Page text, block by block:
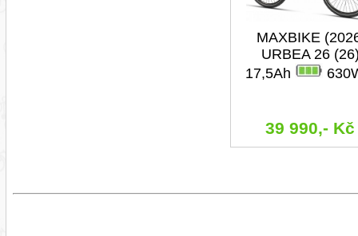
MAXBIKE
URBEA 26
17,5Ah
39 990,- Kč